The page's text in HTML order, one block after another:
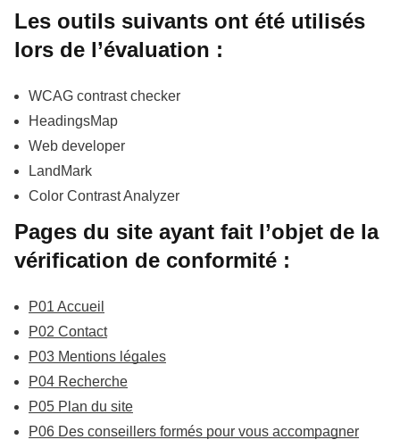
Les outils suivants ont été utilisés
lors de l’évaluation :
WCAG contrast checker
HeadingsMap
Web developer
LandMark
Color Contrast Analyzer
Pages du site ayant fait l’objet de la
vérification de conformité :
P01 Accueil
P02 Contact
P03 Mentions légales
P04 Recherche
P05 Plan du site
P06 Des conseillers formés pour vous accompagner